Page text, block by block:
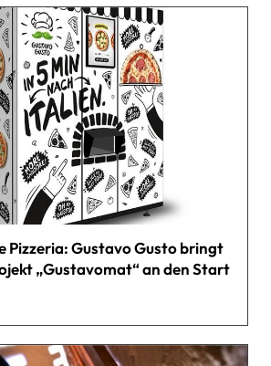
Pizzeria: Gustavo Gusto bringt
„Gustavomat“ an den Start